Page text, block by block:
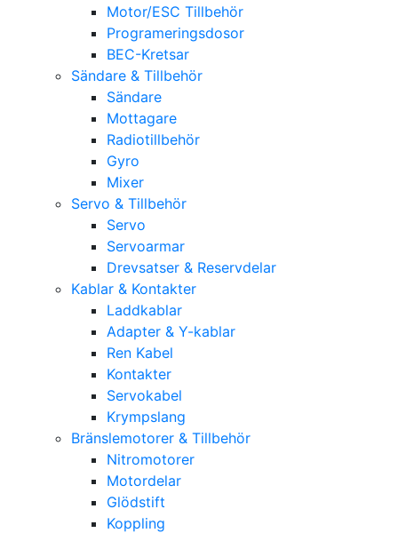
Motor/ESC Tillbehör
Programeringsdosor
BEC-Kretsar
Sändare & Tillbehör
Sändare
Mottagare
Radiotillbehör
Gyro
Mixer
Servo & Tillbehör
Servo
Servoarmar
Drevsatser & Reservdelar
Kablar & Kontakter
Laddkablar
Adapter & Y-kablar
Ren Kabel
Kontakter
Servokabel
Krympslang
Bränslemotorer & Tillbehör
Nitromotorer
Motordelar
Glödstift
Koppling